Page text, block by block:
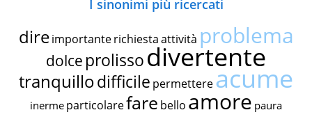
I sinonimi più ricercati
dire importante richiestaattività problema
dolce prolissodivertente
tranquillodifficile permettereacume
inerme particolarefare bello amore paura